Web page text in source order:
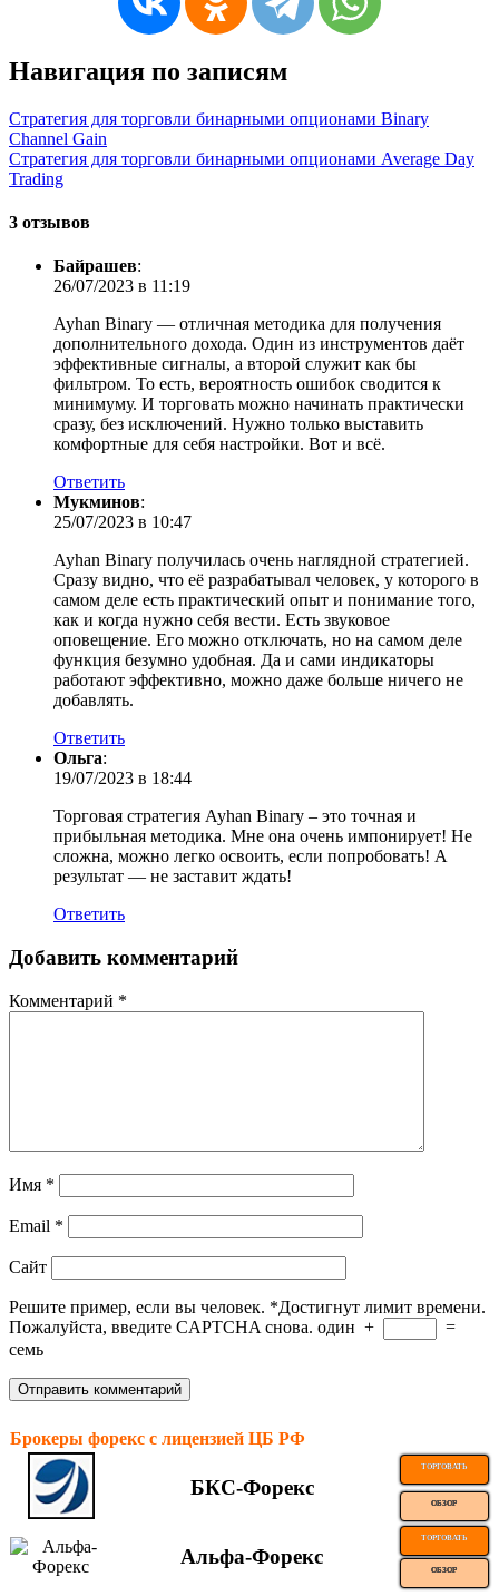
Навигация по записям
Стратегия для торговли бинарными опционами Binary
Channel Gain
Стратегия для торговли бинарными опционами Average Day
Trading
3 отзывов
Байрашев:
26/07/2023 в 11:19
Ayhan Binary — отличная методика для получения
дополнительного дохода. Один из инструментов даёт
эффективные сигналы, а второй служит как бы
фильтром. То есть, вероятность ошибок сводится к
минимуму. И торговать можно начинать практически
сразу, без исключений. Нужно только выставить
комфортные для себя настройки. Вот и всё.
Ответить
Мукминов:
25/07/2023 в 10:47
Ayhan Binary получилась очень наглядной стратегией.
Сразу видно, что её разрабатывал человек, у которого в
самом деле есть практический опыт и понимание того,
как и когда нужно себя вести. Есть звуковое
оповещение. Его можно отключать, но на самом деле
функция безумно удобная. Да и сами индикаторы
работают эффективно, можно даже больше ничего не
добавлять.
Ответить
Ольга:
19/07/2023 в 18:44
Торговая стратегия Ayhan Binary – это точная и
прибыльная методика. Мне она очень импонирует! Не
сложна, можно легко освоить, если попробовать! А
результат — не заставит ждать!
Ответить
Добавить комментарий
Комментарий *
Имя *
Email *
Сайт
Решите пример, если вы человек. *Достигнут лимит времени.
Пожалуйста, введите CAPTCHA снова. один +
=
семь
Брокеры форекс с лицензией ЦБ РФ
БКС-Форекс
ТОРГОВАТЬ
ОБЗОР
Альфа-Форекс
ТОРГОВАТЬ
ОБЗОР